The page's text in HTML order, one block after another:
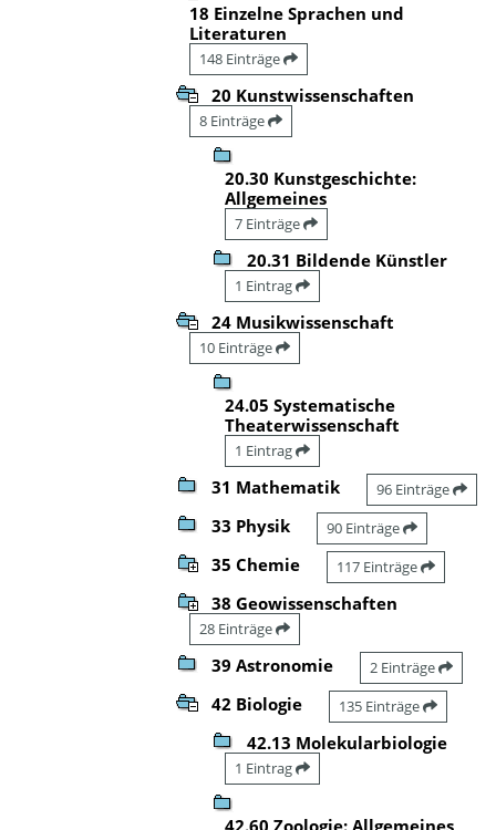
18 Einzelne Sprachen und
Literaturen
148 Einträge
20 Kunstwissenschaften
8 Einträge
20.30 Kunstgeschichte:
Allgemeines
7 Einträge
20.31 Bildende Künstler
1 Eintrag
24 Musikwissenschaft
10 Einträge
24.05 Systematische
Theaterwissenschaft
1 Eintrag
31 Mathematik 96 Einträge
33 Physik 90 Einträge
35 Chemie 117 Einträge
38 Geowissenschaften
28 Einträge
39 Astronomie 2 Einträge
42 Biologie 135 Einträge
42.13 Molekularbiologie
1 Eintrag
42.60 Zoologie: Allgemeines